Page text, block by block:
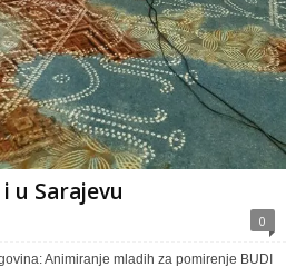
i u Sarajevu
0
Animiranje mladih za pomirenje BUDI